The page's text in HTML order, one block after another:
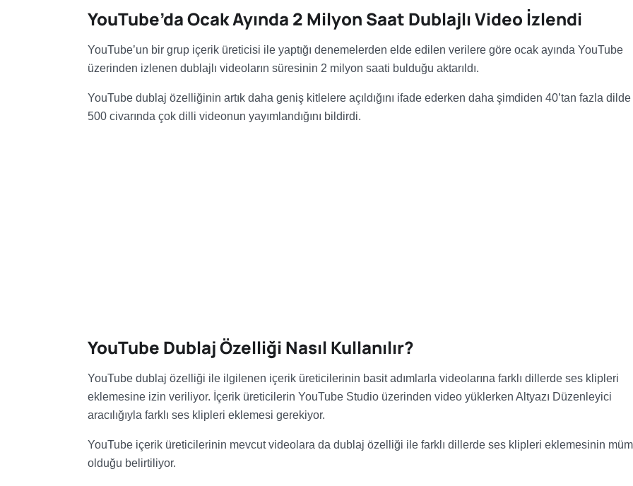
YouTube’da Ocak Ayında 2 Milyon Saat Dublajlı Video İzlendi
YouTube’un bir grup içerik üreticisi ile yaptığı denemelerden elde edilen verilere göre ocak ayında YouTube
üzerinden izlenen dublajlı videoların süresinin 2 milyon saati bulduğu aktarıldı.
YouTube dublaj özelliğinin artık daha geniş kitlelere açıldığını ifade ederken daha şimdiden 40’tan fazla
500 civarında çok dilli videonun yayımlandığını bildirdi.
YouTube Dublaj Özelliği Nasıl Kullanılır?
YouTube dublaj özelliği ile ilgilenen içerik üreticilerinin basit adımlarla videolarına farklı dillerde ses klipleri
eklemesine izin veriliyor. İçerik üreticilerin YouTube Studio üzerinden video yüklerken Altyazı Düzenleyici
aracılığıyla farklı ses klipleri eklemesi gerekiyor.
YouTube içerik üreticilerinin mevcut videolara da dublaj özelliği ile farklı dillerde ses klipleri eklemesinin
olduğu belirtiliyor.